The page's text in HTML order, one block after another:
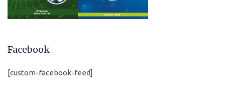
Facebook
[custom-facebook-feed]